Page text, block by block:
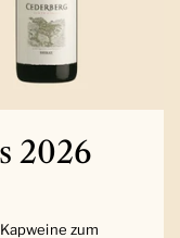
2026
zum